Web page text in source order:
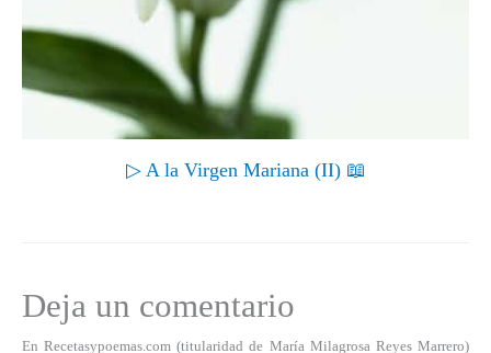
▷ A la Virgen Mariana (II) 📖
Deja un comentario
En Recetasypoemas.com (titularidad de María Milagrosa Reyes Marrero)